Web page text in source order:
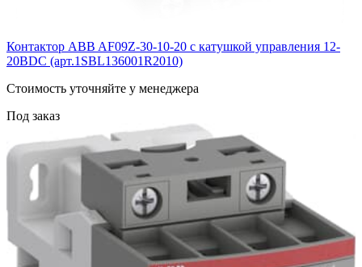
Контактор ABB AF09Z-30-10-20 с катушкой управления 12-
20BDC (арт.1SBL136001R2010)
Cтоимость уточняйте у менеджера
Под заказ